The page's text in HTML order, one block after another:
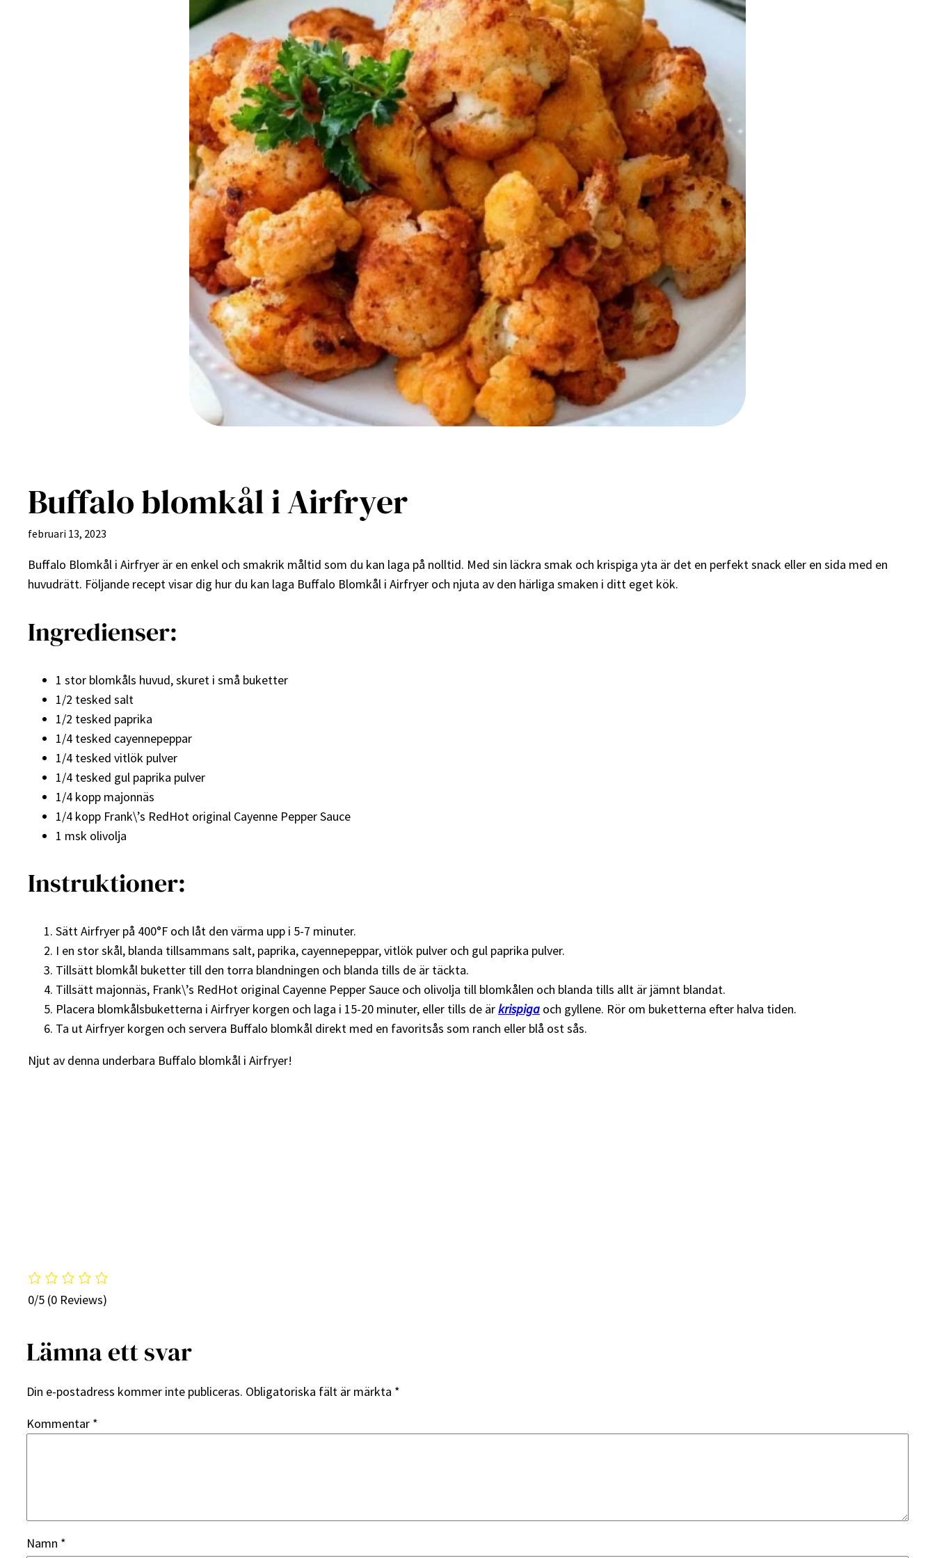
Buffalo blomkål i Airfryer
februari 13, 2023
Buffalo Blomkål i Airfryer är en enkel och smakrik måltid som du kan laga på nolltid. Med sin läckra smak och krispiga yta är det en perfekt snack eller en sida med en
huvudrätt. Följande recept visar dig hur du kan laga Buffalo Blomkål i Airfryer och njuta av den härliga smaken i ditt eget kök.
Ingredienser:
1 stor blomkåls huvud, skuret i små buketter
1/2 tesked salt
1/2 tesked paprika
1/4 tesked cayennepeppar
1/4 tesked vitlök pulver
1/4 tesked gul paprika pulver
1/4 kopp majonnäs
1/4 kopp Frank\’s RedHot original Cayenne Pepper Sauce
1 msk olivolja
Instruktioner:
Sätt Airfryer på 400°F och låt den värma upp i 5-7 minuter.
I en stor skål, blanda tillsammans salt, paprika, cayennepeppar, vitlök pulver och gul paprika pulver.
Tillsätt blomkål buketter till den torra blandningen och blanda tills de är täckta.
Tillsätt majonnäs, Frank\’s RedHot original Cayenne Pepper Sauce och olivolja till blomkålen och blanda tills allt är jämnt blandat.
Placera blomkålsbuketterna i Airfryer korgen och laga i 15-20 minuter, eller tills de ärkrispiga och gyllene. Rör om buketterna efter halva tiden.
Ta ut Airfryer korgen och servera Buffalo blomkål direkt med en favoritsås som ranch eller blå ost sås.
Njut av denna underbara Buffalo blomkål i Airfryer!
0/5 (0 Reviews)
Lämna ett svar
Din e-postadress kommer inte publiceras. Obligatoriska fält är märkta *
Kommentar *
Namn *